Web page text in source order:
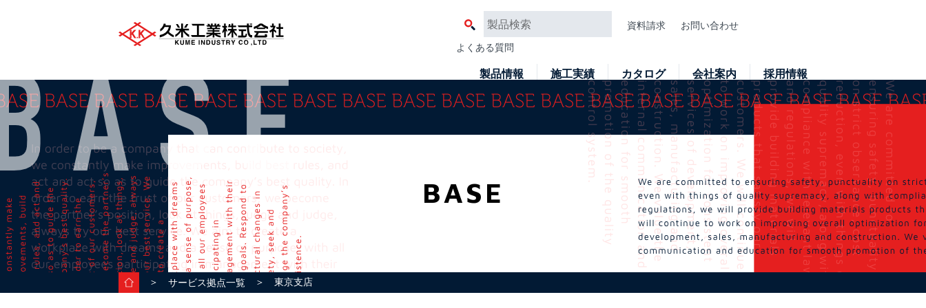
資料請求
お問い合わせ
よくある質問
製品情報 施工実績 カタログ 会社案内 採用情報
BASE
＞ サービス拠点一覧 ＞ 東京支店